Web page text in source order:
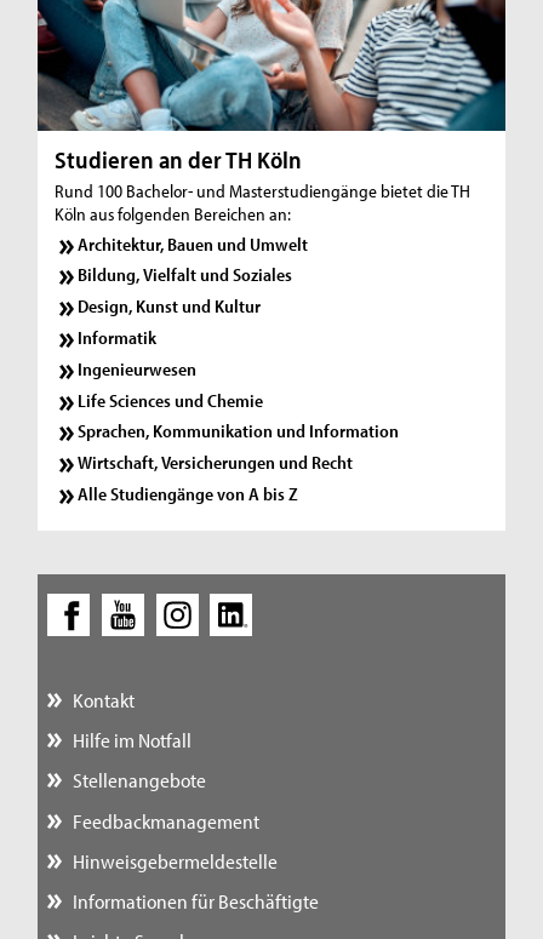
Studieren an der TH Köln
Rund 100 Bachelor- und Masterstudiengänge bietet die TH
Köln aus folgenden Bereichen an:
Architektur, Bauen und Umwelt
Bildung, Vielfalt und Soziales
Design, Kunst und Kultur
Informatik
Ingenieurwesen
Life Sciences und Chemie
Sprachen, Kommunikation und Information
Wirtschaft, Versicherungen und Recht
Alle Studiengänge von A bis Z
Kontakt
Hilfe im Notfall
Stellenangebote
Feedbackmanagement
Hinweisgebermeldestelle
Informationen für Beschäftigte